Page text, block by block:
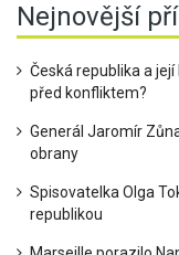
Nejnovější
Česká republika a
před konfliktem?
Generál Jaromír
obrany
Spisovatelka Olga
republikou